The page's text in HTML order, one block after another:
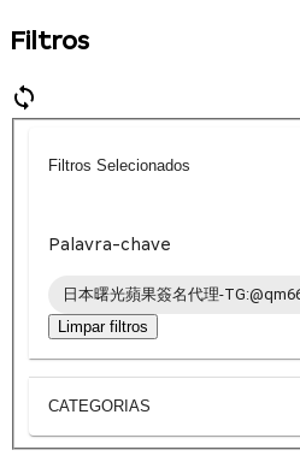
Filtros
Filtros Selecionados
Palavra-chave
日本曙光蘋果簽名代理-
Limpar filtros
CATEGORIAS